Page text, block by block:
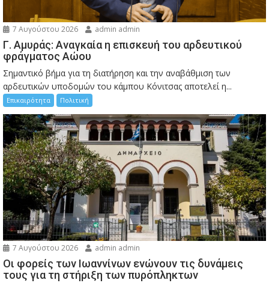
7 Αυγούστου 2026 admin admin
Γ. Αμυράς: Αναγκαία η επισκευή του αρδευτικού
φράγματος Αώου
Σημαντικό βήμα για τη διατήρηση και την αναβάθμιση των
αρδευτικών υποδομών του κάμπου Κόνιτσας αποτελεί η...
Επικαιρότητα Πολιτική
7 Αυγούστου 2026 admin admin
Οι φορείς των Ιωαννίνων ενώνουν τις δυνάμεις
τους για τη στήριξη των πυρόπληκτων